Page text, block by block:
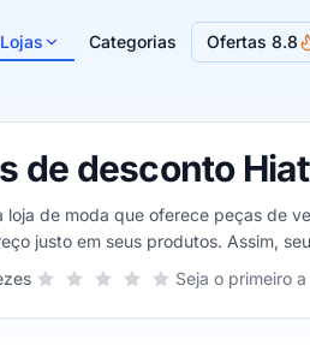
Lojas Categorias Ofertas 8.8
de desconto
loja de moda que oferece peças de
justo em seus produtos. Assim,
Sua nota para Hiatto, de 1 a 5
5 estrelas
4 estrelas
3 estrelas
2 estrelas
1 estrela Seja o primeiro